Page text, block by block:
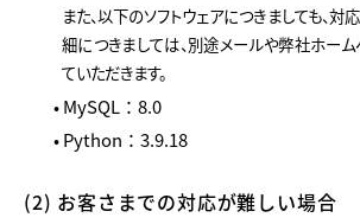
また、以下のソフトウェアにつきましても、対
細につきましては、別途メールや弊社ホー
ていただきます。
• MySQL：8.0
• Python：3.9.18
(2) お客さまでの対応が難しい場合